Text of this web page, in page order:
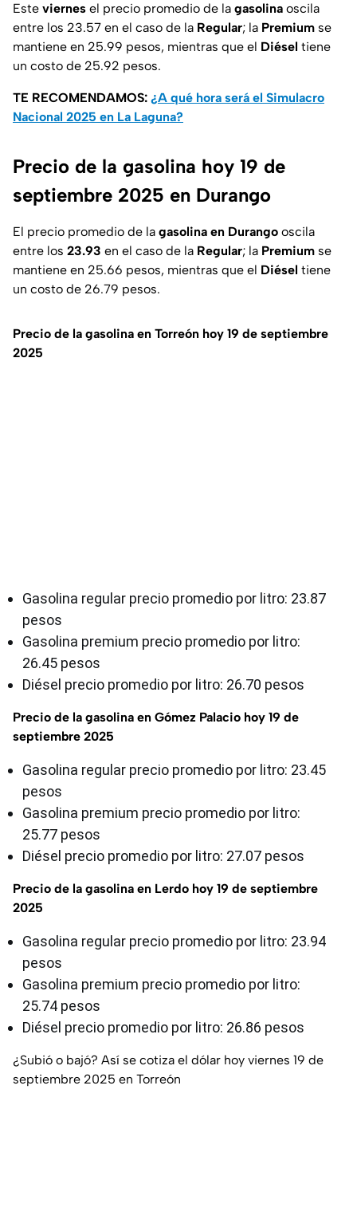
Este viernes el precio promedio de la gasolina oscila
entre los 23.57 en el caso de la Regular; la Premium se
mantiene en 25.99 pesos, mientras que el Diésel tiene
un costo de 25.92 pesos.
TE RECOMENDAMOS: ¿A qué hora será el Simulacro
Nacional 2025 en La Laguna?
Precio de la gasolina hoy 19 de
septiembre 2025 en Durango
El precio promedio de la gasolina en Durango oscila
entre los 23.93 en el caso de la Regular; la Premium se
mantiene en 25.66 pesos, mientras que el Diésel tiene
un costo de 26.79 pesos.
Precio de la gasolina en Torreón hoy 19 de septiembre
2025
Gasolina regular precio promedio por litro: 23.87
pesos
Gasolina premium precio promedio por litro:
26.45 pesos
Diésel precio promedio por litro: 26.70 pesos
Precio de la gasolina en Gómez Palacio hoy 19 de
septiembre 2025
Gasolina regular precio promedio por litro: 23.45
pesos
Gasolina premium precio promedio por litro:
25.77 pesos
Diésel precio promedio por litro: 27.07 pesos
Precio de la gasolina en Lerdo hoy 19 de septiembre
2025
Gasolina regular precio promedio por litro: 23.94
pesos
Gasolina premium precio promedio por litro:
25.74 pesos
Diésel precio promedio por litro: 26.86 pesos
¿Subió o bajó? Así se cotiza el dólar hoy viernes 19 de
septiembre 2025 en Torreón